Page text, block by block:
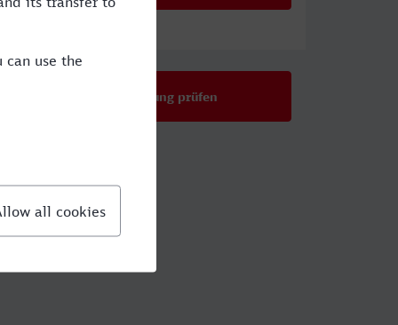
Verbindung prüfen